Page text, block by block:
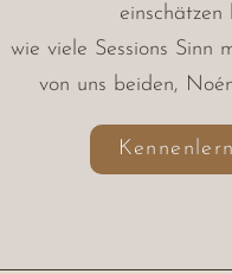
einschätzen
wie viele Sessions Sinn
von uns beiden,